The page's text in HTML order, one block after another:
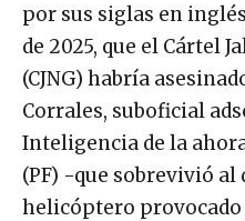
por sus siglas en
de 2025, que el Cártel
(CJNG) habría
Corrales, suboficial
Inteligencia de la
(PF) -que sobrevivió al
helicóptero